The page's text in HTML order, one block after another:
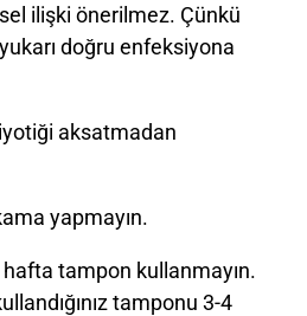
ilişki önerilmez. Çünkü
doğru enfeksiyona
aksatmadan
yapmayın.
tampon kullanmayın.
tamponu 3-4